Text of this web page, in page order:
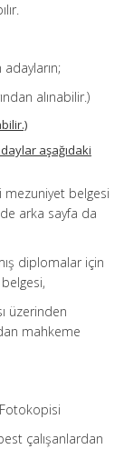
adayların;
alınabilir.)
aşağıdaki
mezuniyet belgesi
arka sayfa da
diplomalar için
üzerinden
mahkeme
çalışanlardan